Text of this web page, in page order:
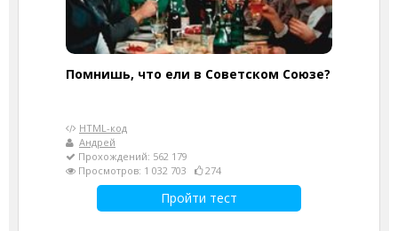
Помнишь, что ели в Советском Союзе?
HTML-код
Андрей
Прохождений: 562 179
Просмотров: 1 032 703
274
Пройти тест